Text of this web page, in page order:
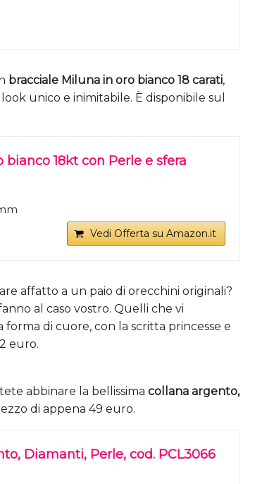
bracciale Miluna in oro bianco 18 carati,
unico e inimitabile. È disponibile sul
18kt con Perle e sfera
Vedi Offerta su Amazon.it
affatto a un paio di orecchini originali?
al caso vostro. Quelli che vi
di cuore, con la scritta princesse e
euro.
abbinare la bellissima collana argento,
di appena 49 euro.
Diamanti, Perle, cod. PCL3066